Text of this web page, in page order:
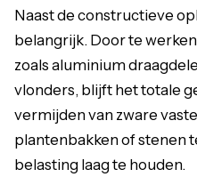
Naast de constructieve
belangrijk. Door te
zoals aluminium
vlonders, blijft het totale
vermijden van zware
plantenbakken of stenen
belasting laag te houden.